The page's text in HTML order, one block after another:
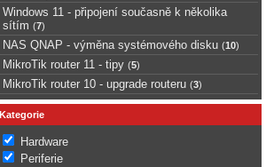
Windows 11 - připojení současně k několika
sítím (7)
NAS QNAP - výměna systémového disku (10)
MikroTik router 11 - tipy (5)
MikroTik router 10 - upgrade routeru (3)
Kategorie
Hardware
Periferie